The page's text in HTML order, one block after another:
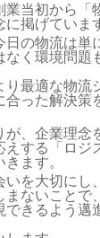
業当初から「
掲げていま
の物流は単
なく環境問題
り最適な物流
合った解決策
が、企業理念
する「ロジ
ます。
いを大切にし
まないことで
できるよう邁